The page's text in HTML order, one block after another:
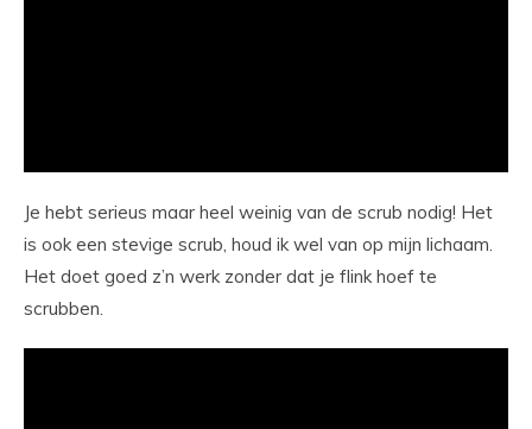
Je hebt serieus maar heel weinig van de scrub nodig! Het
is ook een stevige scrub, houd ik wel van op mijn lichaam.
Het doet goed z’n werk zonder dat je flink hoef te
scrubben.